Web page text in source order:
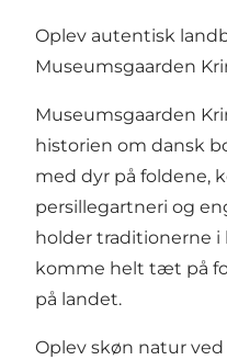
Oplev autentisk
Museumsgaarden
Museumsgaarden
historien om dansk
med dyr på foldene,
persillegartneri og
holder traditionerne
komme helt tæt på
på landet.
Oplev skøn natur ved